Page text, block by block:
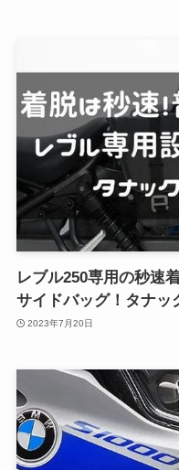
レブル250専用の秒速
サイドバッグ！タナッ
2023年7月20日